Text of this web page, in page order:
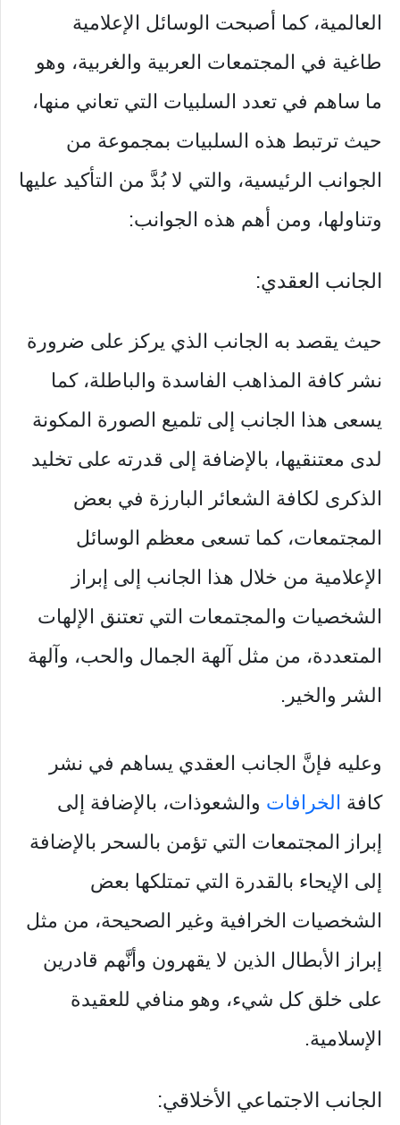
العالمية، كما أصبحت الوسائل الإعلامية
طاغية في المجتمعات العربية والغربية، وهو
ما ساهم في تعدد السلبيات التي تعاني منها،
حيث ترتبط هذه السلبيات بمجموعة من
الجوانب الرئيسية، والتي لا بُدَّ من التأكيد عليها
وتناولها، ومن أهم هذه الجوانب:
الجانب العقدي:
حيث يقصد به الجانب الذي يركز على ضرورة
نشر كافة المذاهب الفاسدة والباطلة، كما
يسعى هذا الجانب إلى تلميع الصورة المكونة
لدى معتنقيها، بالإضافة إلى قدرته على تخليد
الذكرى لكافة الشعائر البارزة في بعض
المجتمعات، كما تسعى معظم الوسائل
الإعلامية من خلال هذا الجانب إلى إبراز
الشخصيات والمجتمعات التي تعتنق الإلهات
المتعددة، من مثل آلهة الجمال والحب، وآلهة
الشر والخير.
وعليه فإنَّ الجانب العقدي يساهم في نشر
كافة الخرافات والشعوذات، بالإضافة إلى
إبراز المجتمعات التي تؤمن بالسحر بالإضافة
إلى الإيحاء بالقدرة التي تمتلكها بعض
الشخصيات الخرافية وغير الصحيحة، من مثل
إبراز الأبطال الذين لا يقهرون وأنَّهم قادرين
على خلق كل شيء، وهو منافي للعقيدة
الإسلامية.
الجانب الاجتماعي الأخلاقي: